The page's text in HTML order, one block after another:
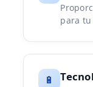
para
🔋